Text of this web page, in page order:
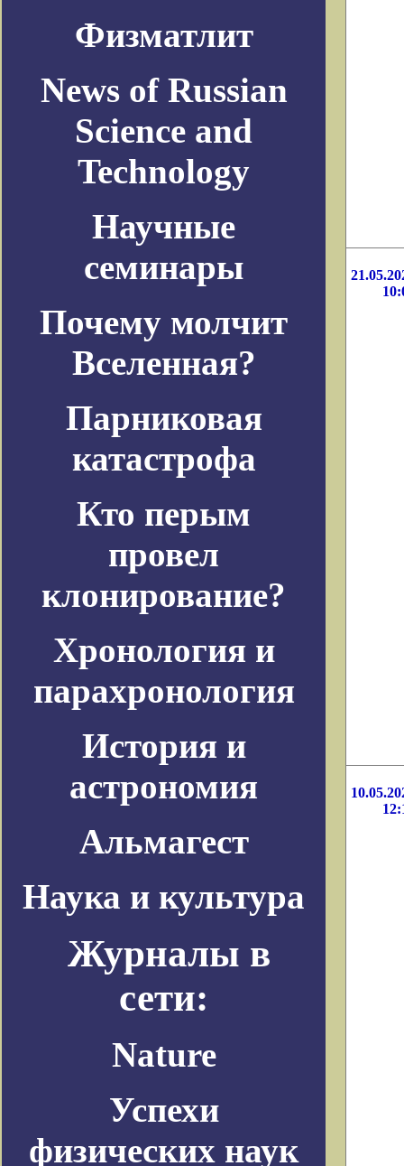
Физматлит
News of Russian
Science and
Technology
Научные
семинары
Почему молчит
Вселенная?
Парниковая
катастрофа
Кто перым
провел
клонирование?
Хронология и
парахронология
История и
астрономия
Альмагест
Наука и культура
Журналы в
сети:
Nature
Успехи
физических наук